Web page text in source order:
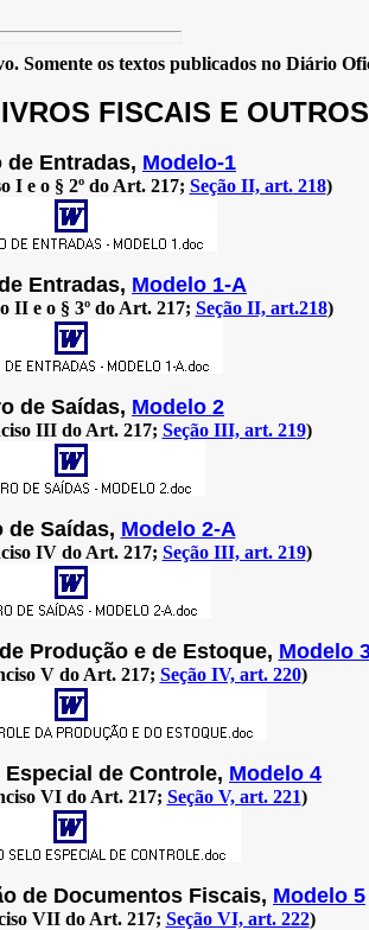
os textos publicados no Diário
FISCAIS E OUTROS
de Entradas, Modelo-1
I e o § 2º do Art. 217; Seção II, art.218)
Entradas, Modelo 1-A
II e o § 3º do Art. 217; Seção II, art.218)
de Saídas, Modelo 2
III do Art. 217; Seção III, art. 219)
de Saídas, Modelo 2-A
IV do Art. 217; Seção III, art. 219)
Produção e de Estoque, Modelo
V do Art. 217; Seção IV, art. 220)
de Controle, Modelo 4
VI do Art. 217; Seção V, art. 221)
de Documentos Fiscais, Modelo 5
VII do Art. 217; Seção VI, art. 222)